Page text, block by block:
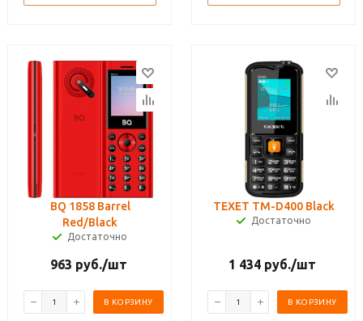
BQ 1858 Barrel
Red/Black
Достаточно
963 руб./шт
В КОРЗИНУ
TEXET TM-D400 Black
Достаточно
1 434 руб./шт
В КОРЗИНУ